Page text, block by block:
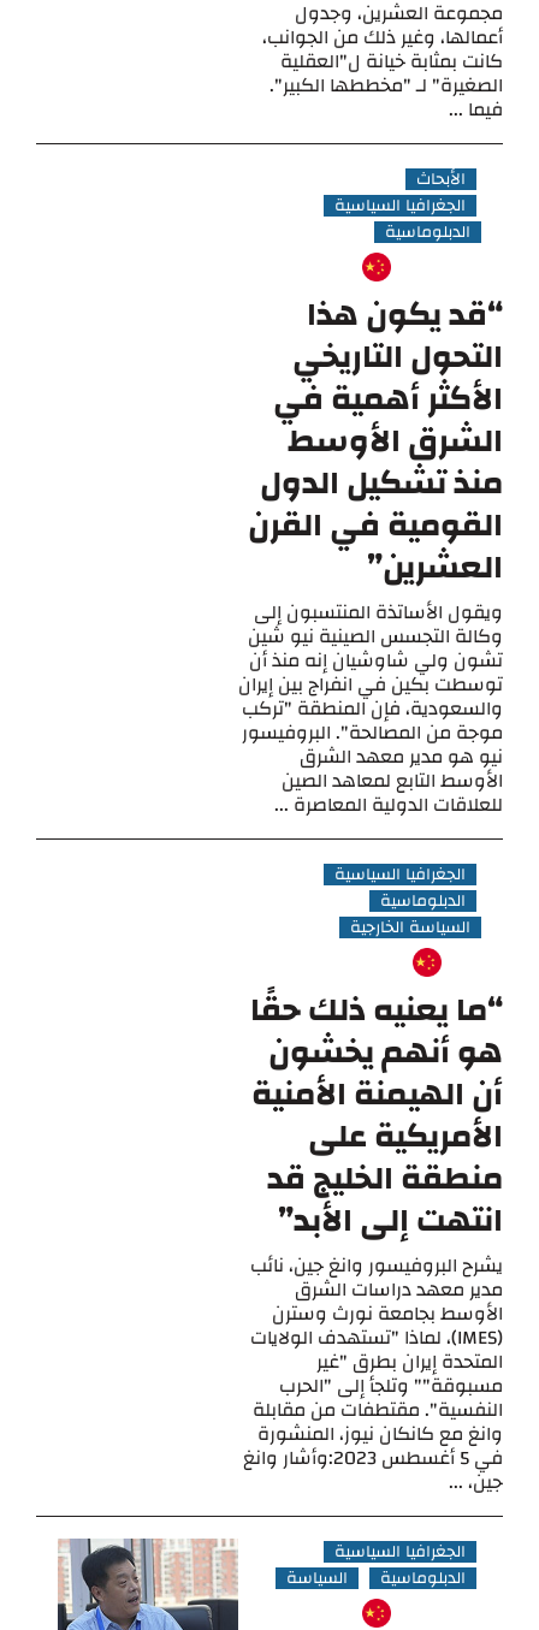
مجموعة العشرين، وجدول
أعمالها، وغير ذلك من الجوانب،
كانت بمثابة خيانة ل"العقلية
الصغيرة" لـ "مخططها الكبير".
فيما ...
الأبحاث
الجغرافيا السياسية
الدبلوماسية
“قد يكون هذا
التحول التاريخي
الأكثر أهمية في
الشرق الأوسط
منذ تشكيل الدول
القومية في القرن
العشرين”
ويقول الأساتذة المنتسبون إلى
وكالة التجسس الصينية نيو شين
تشون ولي شاوشيان إنه منذ أن
توسطت بكين في انفراج بين إيران
والسعودية، فإن المنطقة "تركب
موجة من المصالحة". البروفيسور
نيو هو مدير معهد الشرق
الأوسط التابع لمعاهد الصين
للعلاقات الدولية المعاصرة ...
الجغرافيا السياسية
الدبلوماسية
السياسة الخارجية
“ما يعنيه ذلك حقًا
هو أنهم يخشون
أن الهيمنة الأمنية
الأمريكية على
منطقة الخليج قد
انتهت إلى الأبد”
يشرح البروفيسور وانغ جين، نائب
مدير معهد دراسات الشرق
الأوسط بجامعة نورث وسترن
(IMES)، لماذا "تستهدف الولايات
المتحدة إيران بطرق "غير
مسبوقة"" وتلجأ إلى "الحرب
النفسية". مقتطفات من مقابلة
وانغ مع كانكان نيوز، المنشورة
في 5 أغسطس 2023:وأشار وانغ
جين، ...
الجغرافيا السياسية
الدبلوماسية
السياسة